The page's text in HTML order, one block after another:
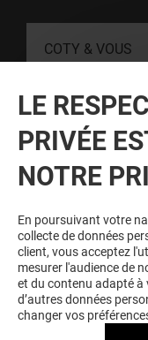
COTY & VOUS
CONTACT
RESTER
notre actualité.
Voir notre politique
données personelles.
LE
PRIVÉE
NOTRE
En poursuivant votre
collecte de données
client, vous acceptez
mesurer l'audience de
et du contenu adapté à
d’autres données
changer vos